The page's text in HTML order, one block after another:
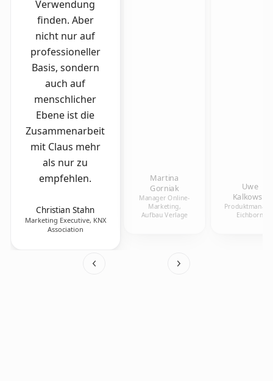
Verwendung
finden. Aber
nicht nur auf
professioneller
Basis, sondern
auch auf
menschlicher
Ebene ist die
Zusammenarbeit
mit Claus mehr
als nur zu
empfehlen.
Christian Stahn
Marketing Executive, KNX
Association
Martina
Gorniak
Manager Online-
Marketing,
Aufbau Verlage
Uwe
Kalkowski
Eichborn